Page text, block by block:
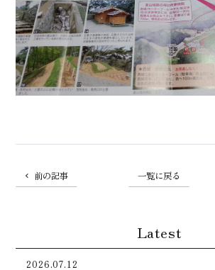
前の記事 一覧に戻る
Latest
2026.07.12